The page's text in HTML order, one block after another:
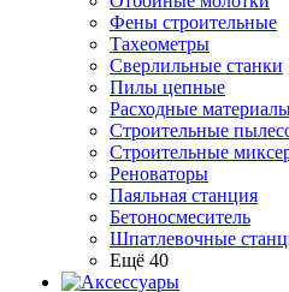
Фены строительные
Тахеометры
Сверлильные станки
Пилы цепные
Расходные
Строительные
Строительные
Реноваторы
Паяльная станция
Бетоносмеситель
Шпатлевочные
Ещё 40